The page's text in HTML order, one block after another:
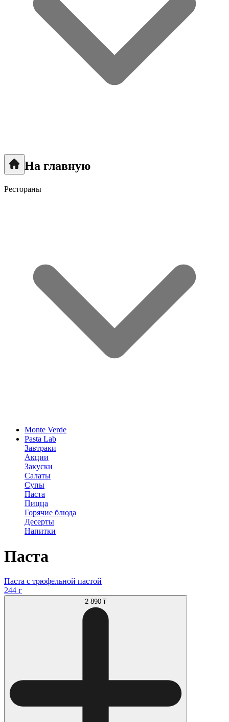
На главную
Рестораны
Monte Verde
Pasta Lab
Завтраки
Акции
Закуски
Салаты
Супы
Паста
Пицца
Горячие блюда
Десерты
Напитки
Паста
Паста с трюфельной пастой
244 г
2 890 ₸